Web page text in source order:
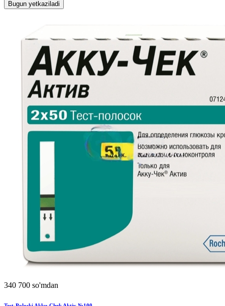
Bugun yetkaziladi
340 700 so'mdan